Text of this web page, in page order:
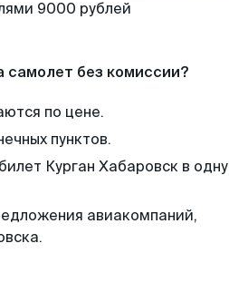
9000 рублей
самолет без комиссии?
по цене.
пунктов.
Курган Хабаровск в одну
авиакомпаний,